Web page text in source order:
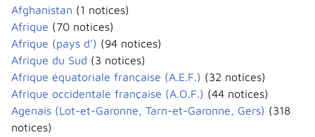
Afghanistan (1 notices)
Afrique (70 notices)
Afrique (pays d') (94 notices)
Afrique du Sud (3 notices)
Afrique équatoriale française (A.E.F.) (32 notices)
Afrique occidentale française (A.O.F.) (44 notices)
Agenais (Lot-et-Garonne, Tarn-et-Garonne, Gers) (318
notices)